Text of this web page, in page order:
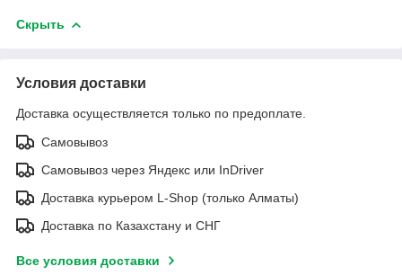
Скрыть
Условия доставки
Доставка осуществляется только по предоплате.
Самовывоз
Самовывоз через Яндекс или InDriver
Доставка курьером L-Shop (только Алматы)
Доставка по Казахстану и СНГ
Все условия доставки